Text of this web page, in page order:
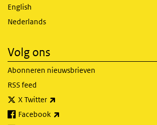
English
Nederlands
Volg ons
Abonneren nieuwsbrieven
RSS feed
X Twitter
Facebook